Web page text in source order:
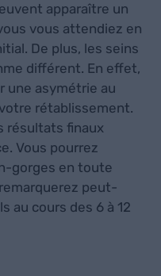
apparaître un
vous attendiez en
De plus, les seins
différent. En effet,
une asymétrie au
rétablissement.
résultats finaux
Vous pourrez
gorges en toute
peut-
au cours des 6 à 12